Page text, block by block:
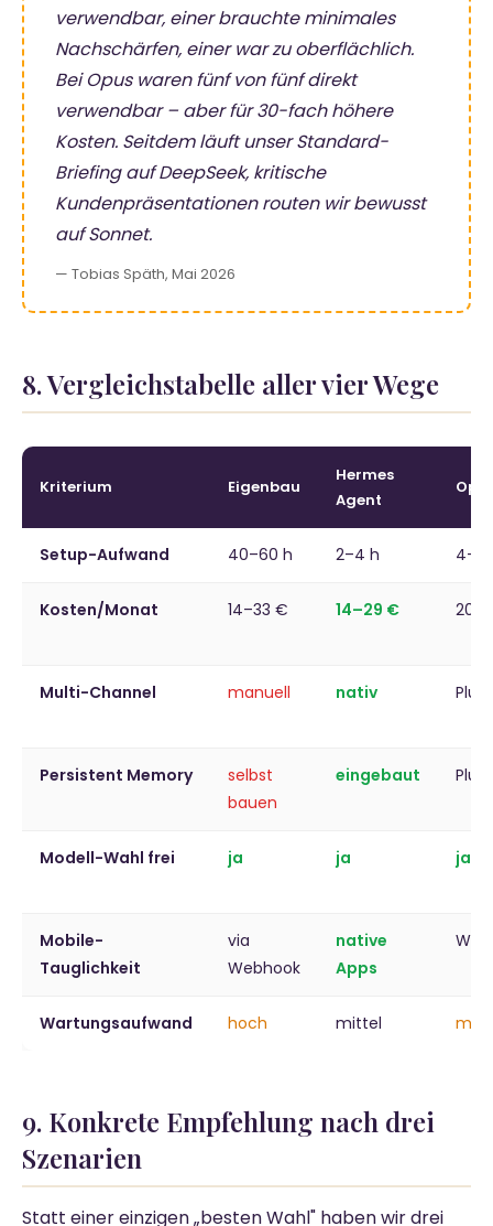
verwendbar, einer brauchte minimales
Nachschärfen, einer war zu oberflächlich.
Bei Opus waren fünf von fünf direkt
verwendbar – aber für 30-fach höhere
Kosten. Seitdem läuft unser Standard-
Briefing auf DeepSeek, kritische
Kundenpräsentationen routen wir bewusst
auf Sonnet.
— Tobias Späth, Mai 2026
8. Vergleichstabelle aller vier Wege
Kriterium Eigenbau
Hermes
Agent
Setup-Aufwand 40–60 h 2–4 h 4–8
Kosten/Monat 14–33 € 14–29 €
Multi-Channel manuell nativ
Persistent Memory
selbst
bauen
eingebaut
Modell-Wahl frei ja ja ja
Mobile-
Tauglichkeit
via
Webhook
native
Apps
Wartungsaufwand hoch mittel
9. Konkrete Empfehlung nach drei
Szenarien
Statt einer einzigen „besten Wahl" haben wir drei